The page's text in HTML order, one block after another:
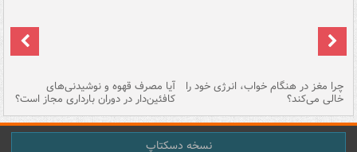
چرا مغز در هنگام خواب، انرژی خود را
خالی می‌کند؟
آیا مصرف قهوه و نوشیدنی‌های
کافئین‌دار در دوران بارداری مجاز است؟
نسخه دسکتاپ